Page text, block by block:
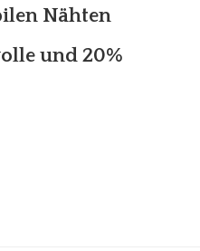
Nähten
und 20%